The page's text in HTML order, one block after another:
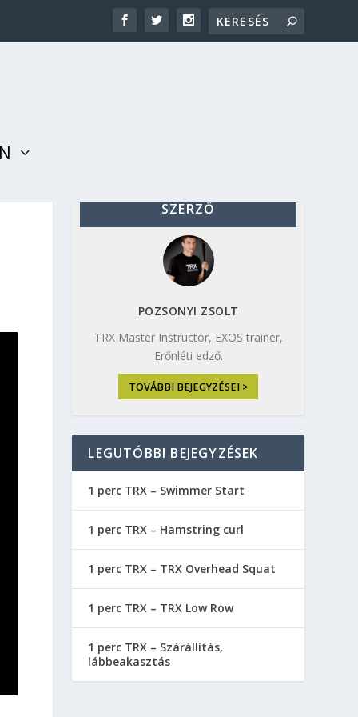
SZERZŐ
POZSONYI ZSOLT
TRX Master Instructor, EXOS trainer,
Erőnléti edző.
TOVÁBBI BEJEGYZÉSEI >
LEGUTÓBBI BEJEGYZÉSEK
1 perc TRX – Swimmer Start
1 perc TRX – Hamstring curl
1 perc TRX – TRX Overhead Squat
1 perc TRX – TRX Low Row
1 perc TRX – Szárállítás,
lábbeakasztás